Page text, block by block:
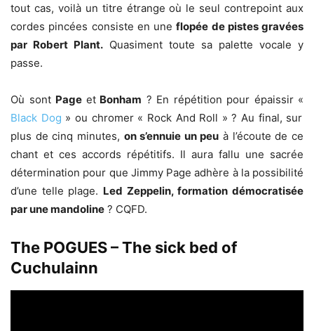
tout cas, voilà un titre étrange où le seul contrepoint aux
cordes pincées consiste en uneflopée de pistes gravées
par Robert Plant. Quasiment toute sa palette vocale y
passe.
Où sont Page etBonham ? En répétition pour épaissir «
Black Dog » ou chromer « Rock And Roll » ? Au final, sur
plus de cinq minutes, on s’ennuie un peu à l’écoute de ce
chant et ces accords répétitifs. Il aura fallu une sacrée
détermination pour que Jimmy Page adhère à la possibilité
d’une telle plage. Led Zeppelin, formation démocratisée
par une mandoline ? CQFD.
The POGUES – The sick bed of
Cuchulainn